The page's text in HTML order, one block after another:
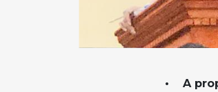
• A